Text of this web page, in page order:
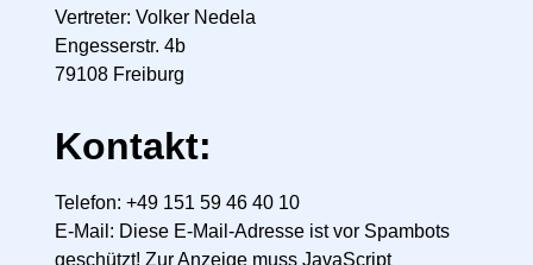
Vertreter: Volker Nedela
Engesserstr. 4b
79108 Freiburg
Kontakt:
Telefon: +49 151 59 46 40 10
E-Mail: Diese E-Mail-Adresse ist vor Spambots
geschützt! Zur Anzeige muss JavaScript